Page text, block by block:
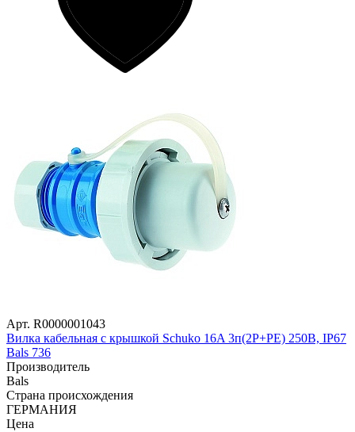
Арт. R0000001043
Вилка кабельная с крышкой Schuko 16A 3п(2P+PE) 250В, IP67
Bals 736
Производитель
Bals
Страна происхождения
ГЕРМАНИЯ
Цена